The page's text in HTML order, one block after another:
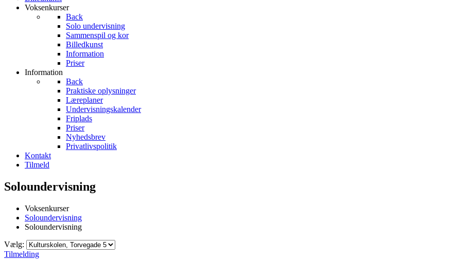
Voksenkurser
Back
Solo undervisning
Sammenspil og kor
Billedkunst
Information
Priser
Information
Back
Praktiske oplysninger
Læreplaner
Undervisningskalender
Friplads
Priser
Nyhedsbrev
Privatlivspolitik
Kontakt
Tilmeld
Soloundervisning
Voksenkurser
Soloundervisning
Soloundervisning
Vælg:
Tilmelding